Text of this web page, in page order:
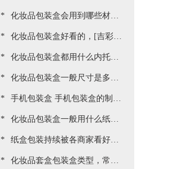
包装尺寸需要怎么设定呢[吉彩
四方]
* 化妆品包装盒会用到哪些材
质？[吉彩四方]为您一一罗列
出来
* 化妆品包装盒好看的，[吉彩四
方]为客户做出各种好看包装案
例
* 化妆品包装盒都用什么内托，
[吉彩四方]常见的有三种材质
* 化妆品包装盒一般尺寸是多
少，实际测算的尺寸更精准[吉
彩四方]
* 手机包装盒 手机包装盒的制作
过程[吉彩四方]详解包装的制
作流程
* 化妆品包装盒一般用什么纸，
说说常用的材质都有哪些[吉彩
四方]
* 纸盒包装持续被各商家看好，
源于国家对环保的重视与监管
* 化妆品套盒包装盒类型，常见